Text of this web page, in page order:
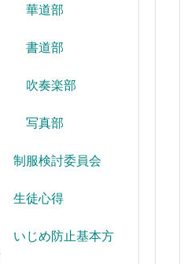
華道部
書道部
吹奏楽部
写真部
制服検討委員会
生徒心得
いじめ防止基本方